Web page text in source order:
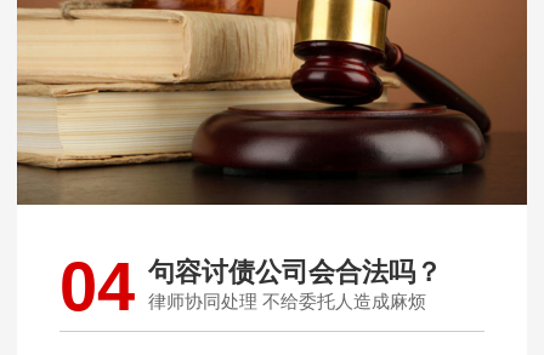
04 句容讨债公司会合法吗？
律师协同处理 不给委托人造成麻烦